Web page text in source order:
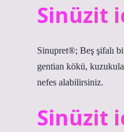
Sinüzit
Sinupret®; Beş şifalı
gentian kökü,
nefes alabilirsiniz.
Sinüzit